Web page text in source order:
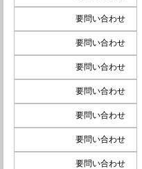
要問い合わせ
要問い合わせ
要問い合わせ
要問い合わせ
要問い合わせ
要問い合わせ
要問い合わせ